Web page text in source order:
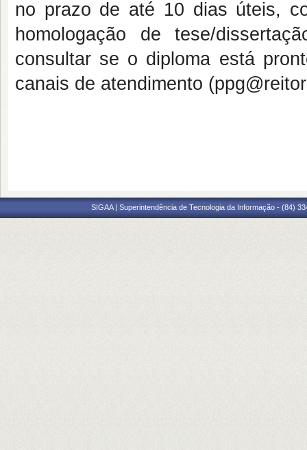
no prazo de até 10 dias úteis,
homologação de tese/
consultar se o diploma está
canais de atendimento
SIGAA | Superintendência de Tecnologia da Informação - (84)